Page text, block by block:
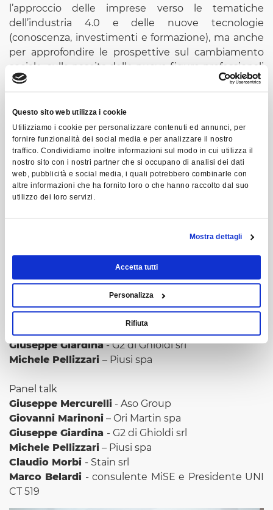
Questo sito web utilizza i cookie
Utilizziamo i cookie per personalizzare contenuti ed annunci, per
fornire funzionalità dei social media e per analizzare il nostro
traffico. Condividiamo inoltre informazioni sul modo in cui utilizza il
nostro sito con i nostri partner che si occupano di analisi dei dati
web, pubblicità e social media, i quali potrebbero combinarle con
altre informazioni che ha fornito loro o che hanno raccolto dal suo
utilizzo dei loro servizi.
Mostra dettagli
Accetta tutti
Personalizza
Rifiuta
l’approccio delle imprese verso le tematiche
dell’industria 4.0 e delle nuove tecnologie
(conoscenza, investimenti e formazione), ma anche
per approfondire le prospettive sul cambiamento
sociale, sulla nascita delle nuove figure professionali
e sul ruolo dell’uomo nella fabbrica digitale.
PROGRAMMA
14.30 Registrazione accrediti
15.00 Inizio lavori
Saluti istituzionali
Giuseppe Pasini- Presidente AIB Associazione
Industriale Bresciana
Alessandro Marini- AFIL Associazione Fabbrica
Intelligente Lombardia
Presentazioni Case 4.0
Giuseppe Mercurelli- Aso Group
Giuseppe Giardina- G2 di Ghioldi srl
Michele Pellizzari – Piusi spa
Panel talk
Giuseppe Mercurelli - Aso Group
Giovanni Marinoni – Ori Martin spa
Giuseppe Giardina - G2 di Ghioldi srl
Michele Pellizzari – Piusi spa
Claudio Morbi - Stain srl
Marco Belardi - consulente MiSE e Presidente UNI
CT 519